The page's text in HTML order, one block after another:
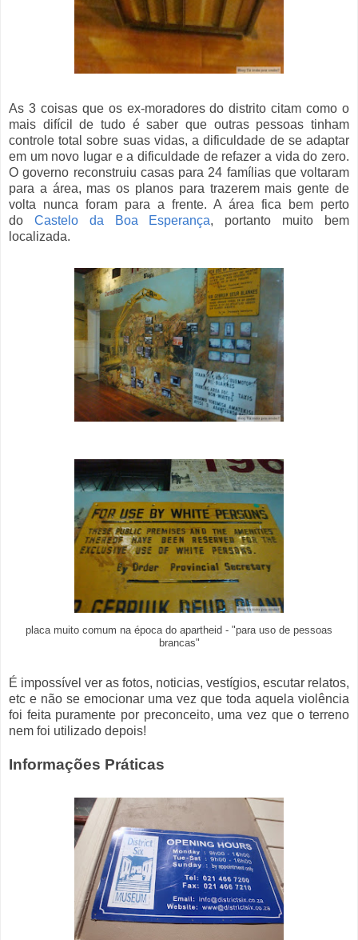
As 3 coisas que os ex-moradores do distrito citam como o
mais difícil de tudo é saber que outras pessoas tinham
controle total sobre suas vidas, a dificuldade de se adaptar
em um novo lugar e a dificuldade de refazer a vida do zero.
O governo reconstruiu casas para 24 famílias que voltaram
para a área, mas os planos para trazerem mais gente de
volta nunca foram para a frente. A área fica bem perto
do Castelo da Boa Esperança, portanto muito bem
localizada.
placa muito comum na época do apartheid - "para uso de pessoas
brancas"
É impossível ver as fotos, noticias, vestígios, escutar relatos,
etc e não se emocionar uma vez que toda aquela violência
foi feita puramente por preconceito, uma vez que o terreno
nem foi utilizado depois!
Informações Práticas